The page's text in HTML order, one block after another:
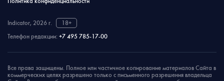
Indicator, 2026 г.
18+
Телефон редакции: +7 495 785-17-00
Все права защищены. Полное или частичное копирование материалов Сайта в
коммерческих целях разрешено только с письменного разрешения владельца